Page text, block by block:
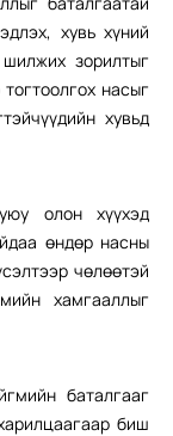
хувь хүний
зорилтыг
насыг
хувьд
олон хүүхэд
өндөр насны
чөлөөтэй
хамгааллыг
баталгааг
биш